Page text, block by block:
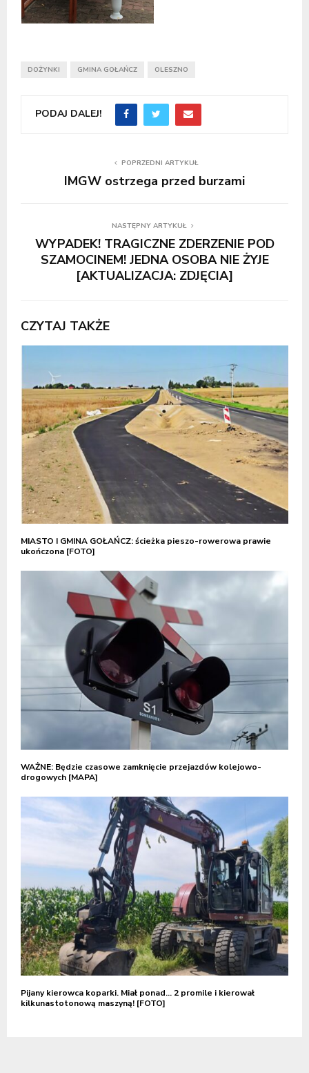
DOŻYNKI GMINA GOŁAŃCZ OLESZNO
PODAJ DALEJ!
POPRZEDNI ARTYKUŁ
IMGW ostrzega przed burzami
NASTĘPNY ARTYKUŁ
WYPADEK! TRAGICZNE ZDERZENIE POD
SZAMOCINEM! JEDNA OSOBA NIE ŻYJE
[AKTUALIZACJA: ZDJĘCIA]
CZYTAJ TAKŻE
MIASTO I GMINA GOŁAŃCZ: ścieżka pieszo-rowerowa prawie
ukończona [FOTO]
WAŻNE: Będzie czasowe zamknięcie przejazdów kolejowo-
drogowych [MAPA]
Pijany kierowca koparki. Miał ponad… 2 promile i kierował
kilkunastotonową maszyną! [FOTO]